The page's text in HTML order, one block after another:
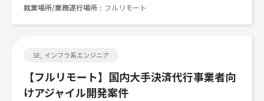
就業場所/業務遂行場所
フルリモート
SE, インフラ系エンジニア
【フルリモート】国内大手決済代行事業者向
けアジャイル開発案件